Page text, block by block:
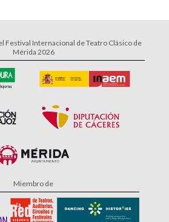
Festival Internacional de Teatro Clásico de
Mérida 2026
Miembro de